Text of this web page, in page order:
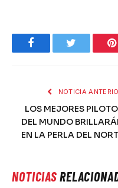
Facebook
NOTICIA
LOS MEJORES
DEL MUNDO
EN LA PERLA DEL
NOTICIAS